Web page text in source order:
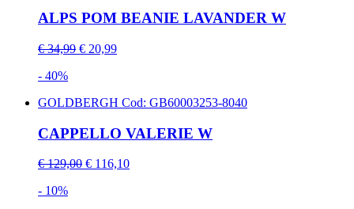
ALPS POM BEANIE LAVANDER W
€ 34,99 € 20,99
- 40%
GOLDBERGH Cod: GB60003253-8040
CAPPELLO VALERIE W
€ 129,00 € 116,10
- 10%